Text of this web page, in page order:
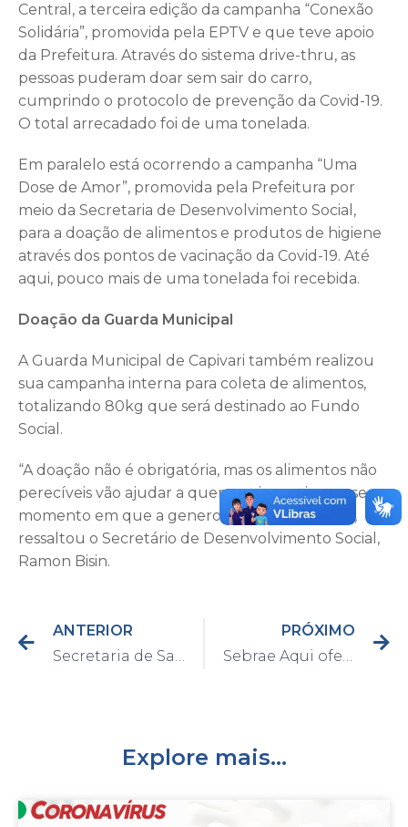
Central, a terceira edição da campanha “Conexão
Solidária”, promovida pela EPTV e que teve apoio
da Prefeitura. Através do sistema drive-thru, as
pessoas puderam doar sem sair do carro,
cumprindo o protocolo de prevenção da Covid-19.
O total arrecadado foi de uma tonelada.
Em paralelo está ocorrendo a campanha “Uma
Dose de Amor”, promovida pela Prefeitura por
meio da Secretaria de Desenvolvimento Social,
para a doação de alimentos e produtos de higiene
através dos pontos de vacinação da Covid-19. Até
aqui, pouco mais de uma tonelada foi recebida.
Doação da Guarda Municipal
A Guarda Municipal de Capivari também realizou
sua campanha interna para coleta de alimentos,
totalizando 80kg que será destinado ao Fundo
Social.
“A doação não é obrigatória, mas os alimentos não
perecíveis vão ajudar a quem mais precisa nesse
momento em que a generosidade é essencial”,
ressaltou o Secretário de Desenvolvimento Social,
Ramon Bisin.
ANTERIOR
Secretaria de Saúde faz mutirão de ultrassom
PRÓXIMO
Sebrae Aqui oferece programa gratuito para apoiar o empreendedorismo feminino
Explore mais...